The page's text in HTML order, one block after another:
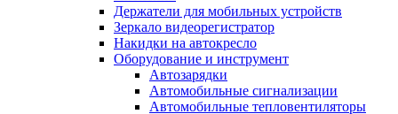
Держатели для мобильных устройств
Зеркало видеорегистратор
Накидки на автокресло
Оборудование и инструмент
Автозарядки
Автомобильные сигнализации
Автомобильные тепловентиляторы